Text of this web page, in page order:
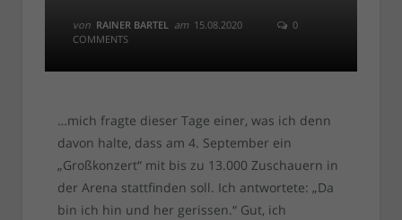
von RAINER BARTEL am 15.08.2020
0
COMMENTS
…mich fragte dieser Tage einer, was ich denn
davon halte, dass am 4. September ein
„Großkonzert“ mit bis zu 13.000 Zuschauern in
der Arena stattfinden soll. Ich antwortete: „Da
bin ich hin und her gerissen.“ Gut, ich